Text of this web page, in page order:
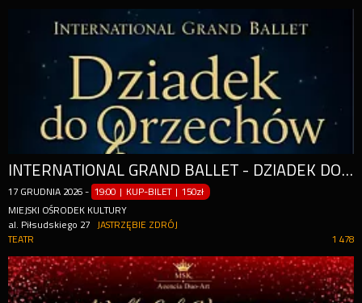
INTERNATIONAL GRAND BALLET - DZIADEK DO ORZECHÓW
17 GRUDNIA 2026 - 19:00 | KUP-BILET |150zł
MIEJSKI OŚRODEK KULTURY
al. Piłsudskiego 27
JASTRZĘBIE ZDRÓJ
1 478
TEATR